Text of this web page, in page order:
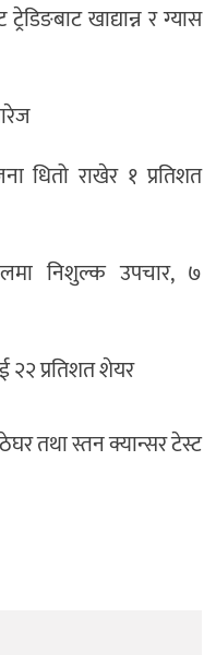
खाद्यान्न र ग्यास
धितो राखेर १ प्रतिशत
निशुल्क उपचार, ७
२२ प्रतिशत शेयर
तथा स्तन क्यान्सर टेस्ट